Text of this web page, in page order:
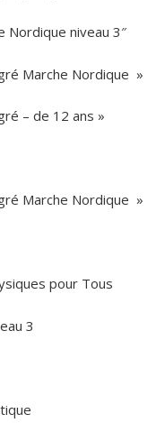
Nordique niveau 3″
Marche Nordique »
– de 12 ans »
Marche Nordique »
pour Tous
3